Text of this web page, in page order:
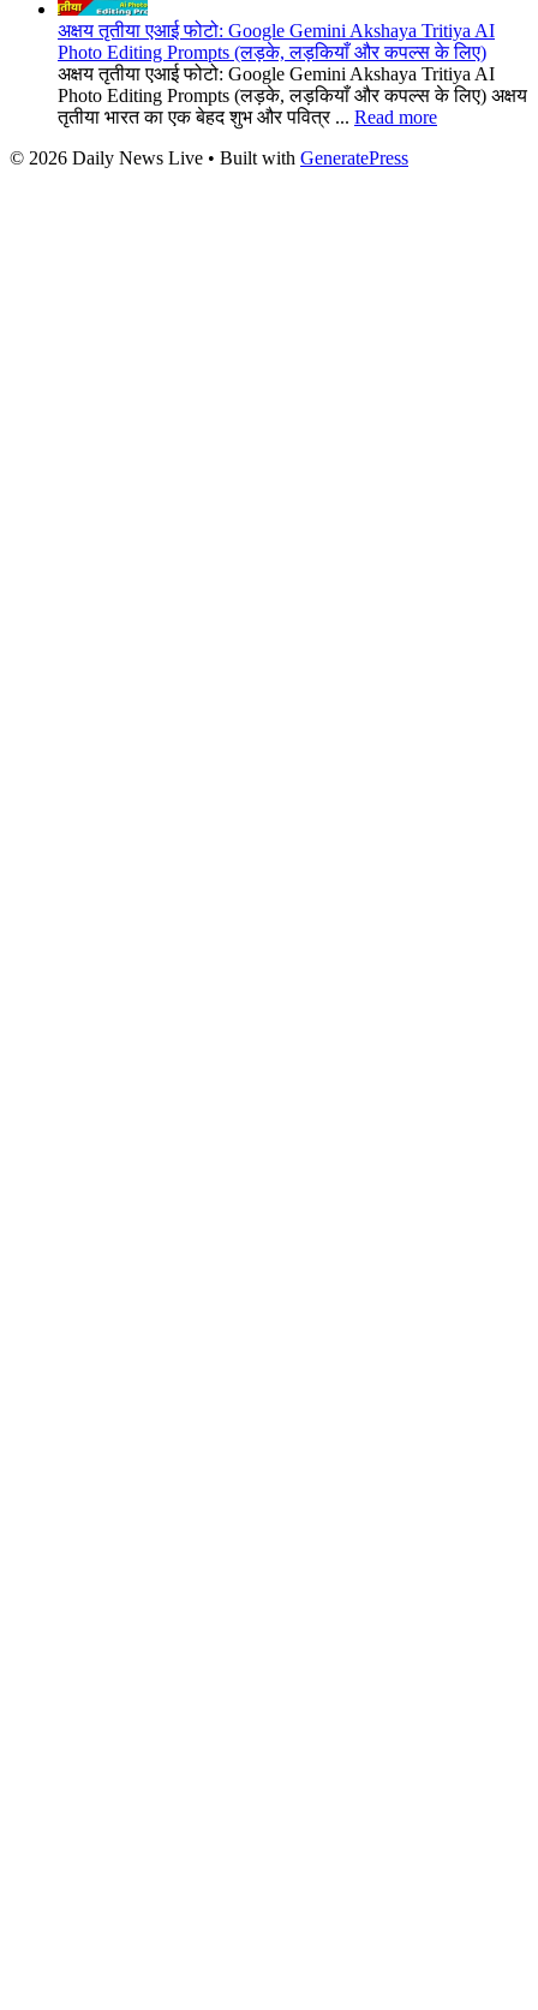
अक्षय तृतीया एआई फोटो: Google Gemini Akshaya Tritiya AI
Photo Editing Prompts (लड़के, लड़कियाँ और कपल्स के लिए)
अक्षय तृतीया एआई फोटो: Google Gemini Akshaya Tritiya AI
Photo Editing Prompts (लड़के, लड़कियाँ और कपल्स के लिए) अक्षय
तृतीया भारत का एक बेहद शुभ और पवित्र ... Read more
© 2026 Daily News Live • Built with GeneratePress